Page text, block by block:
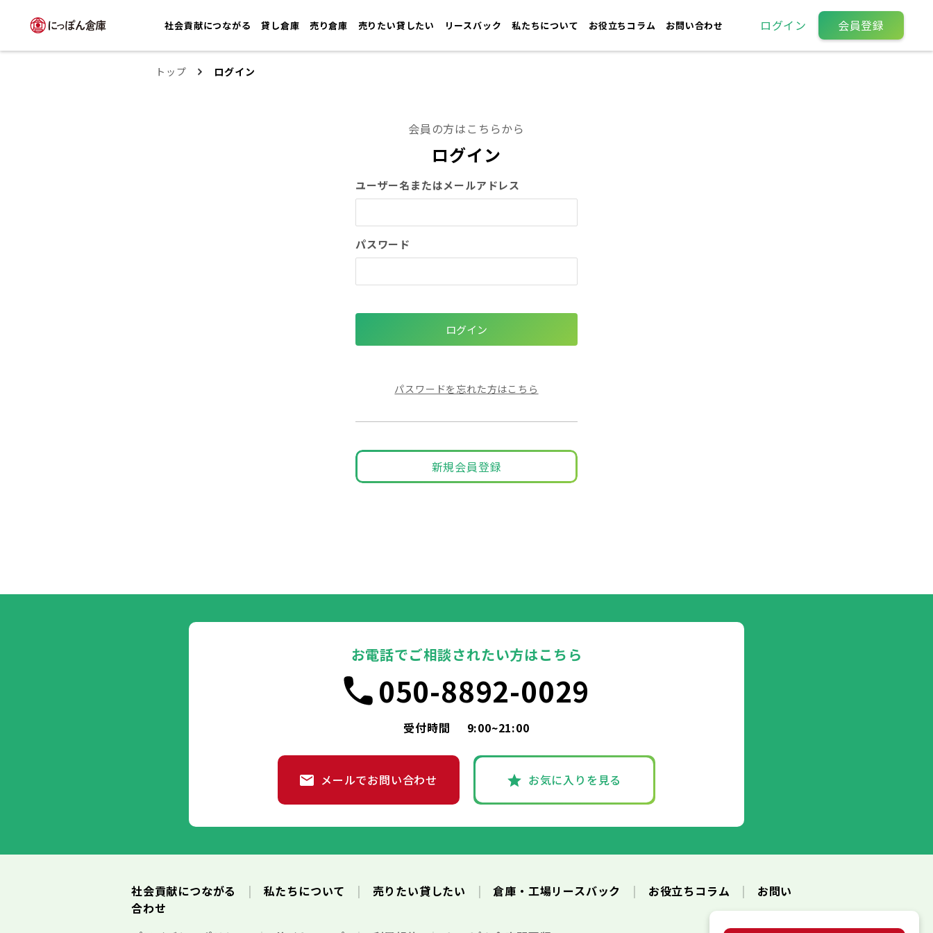
社会貢献につながる 貸し倉庫 売り倉庫 売りたい貸したい リースバック 私たちについて お役立ちコラム お問い合わせ ログイン 会員登録
トップ ログイン
会員の方はこちらから
ログイン
ユーザー名またはメールアドレス
パスワード
パスワードを忘れた方はこちら
新規会員登録
お電話でご相談されたい方はこちら
050-8892-0029
受付時間 9:00~21:00
メールでお問い合わせ お気に入りを見る
社会貢献につながる 私たちについて 売りたい貸したい 倉庫・工場リースバック お役立ちコラム
お問い
合わせ